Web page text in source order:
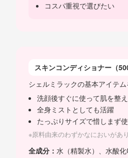
コスパ重視で選びたい
スキンコンディショナー（
シェルミラックの基本アイテ
洗顔後すぐに使って肌を整
全身ミストとしても活躍
たっぷりサイズで惜しまず
※原料由来のわずかなにおいがあ
全成分： 水（精製水）、水酸